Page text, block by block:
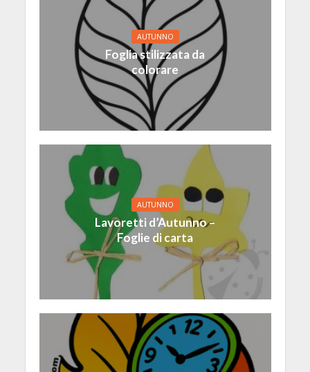
AUTUNNO
Foglia stilizzata da
colorare
AUTUNNO
Lavoretti d’Autunno –
Foglie di carta